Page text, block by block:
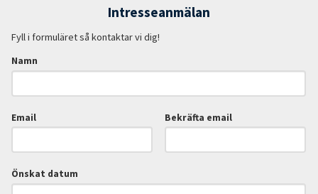
Intresseanmälan
Fyll i formuläret så kontaktar vi dig!
Namn
Email Bekräfta email
Önskat datum